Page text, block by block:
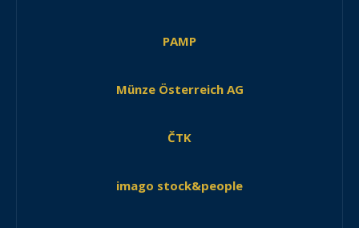
PAMP
Münze Österreich AG
ČTK
imago stock&people